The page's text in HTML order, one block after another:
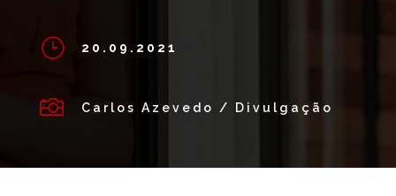
} 20.09.2021
 Carlos Azevedo / Divulgação